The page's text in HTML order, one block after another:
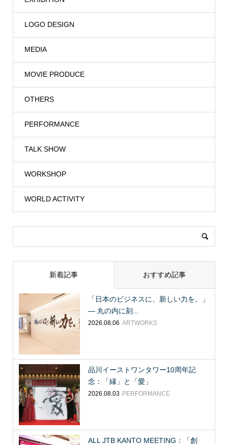
LOGO DESIGN
MEDIA
MOVIE PRODUCE
OTHERS
PERFORMANCE
TALK SHOW
WORKSHOP
WORLD ACTIVITY
新着記事 おすすめ記事
「日本のビジネスに、新しい力を。」
― 丸の内に刻...
2026.08.06 ARTWORKS
品川イーストワンタワー10周年記
念：「縁」と「愛」
2026.08.03 PERFORMANCE
ALL JTB KANTO MEETING：「創